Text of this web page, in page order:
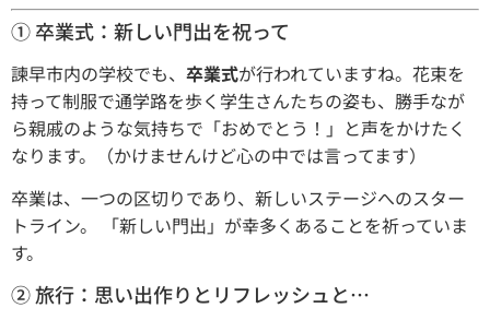
① 卒業式：新しい門出を祝って
諫早市内の学校でも、 卒業式が行われていますね。花束を
持って制服で通学路を歩く学生さんたちの姿も、勝手なが
ら親戚のような気持ちで「おめでとう！」と声をかけたく
なります。（かけませんけど心の中では言ってます）
卒業は、一つの区切りであり、新しいステージへのスター
トライン。 「新しい門出」が幸多くあることを祈っていま
す。
② 旅行：思い出作りとリフレッシュと…